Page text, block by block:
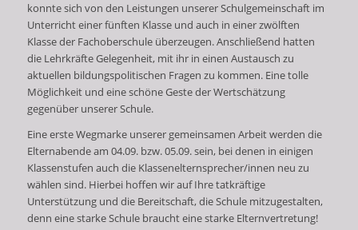
konnte sich von den Leistungen unserer Schulgemeinschaft im
Unterricht einer fünften Klasse und auch in einer zwölften
Klasse der Fachoberschule überzeugen. Anschließend hatten
die Lehrkräfte Gelegenheit, mit ihr in einen Austausch zu
aktuellen bildungspolitischen Fragen zu kommen. Eine tolle
Möglichkeit und eine schöne Geste der Wertschätzung
gegenüber unserer Schule.
Eine erste Wegmarke unserer gemeinsamen Arbeit werden die
Elternabende am 04.09. bzw. 05.09. sein, bei denen in einigen
Klassenstufen auch die Klassenelternsprecher/innen neu zu
wählen sind. Hierbei hoffen wir auf Ihre tatkräftige
Unterstützung und die Bereitschaft, die Schule mitzugestalten,
denn eine starke Schule braucht eine starke Elternvertretung!